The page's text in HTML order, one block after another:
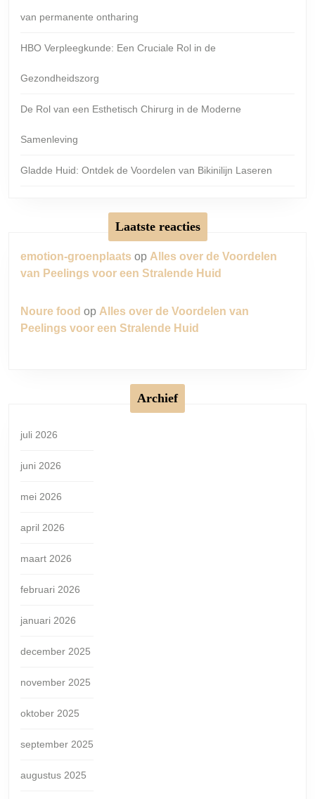
van permanente ontharing
HBO Verpleegkunde: Een Cruciale Rol in de
Gezondheidszorg
De Rol van een Esthetisch Chirurg in de Moderne
Samenleving
Gladde Huid: Ontdek de Voordelen van Bikinilijn Laseren
Laatste reacties
emotion-groenplaats op Alles over de Voordelen
van Peelings voor een Stralende Huid
Noure food op Alles over de Voordelen van
Peelings voor een Stralende Huid
Archief
juli 2026
juni 2026
mei 2026
april 2026
maart 2026
februari 2026
januari 2026
december 2025
november 2025
oktober 2025
september 2025
augustus 2025